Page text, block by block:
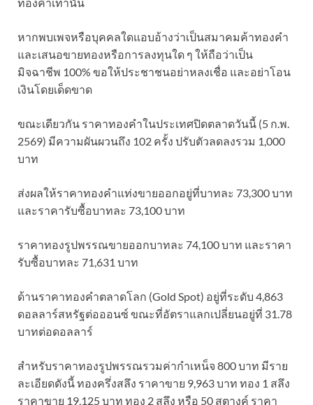
หากพบเพจหรือบุคคลใดแอบอ้างว่าเป็นสมาคมค้าทองคำ
และเสนอขายทองหรือการลงทุนใด ๆ ให้ถือว่าเป็น
มิจฉาชีพ 100% ขอให้ประชาชนอย่าหลงเชื่อ และอย่าโอน
เงินโดยเด็ดขาด
ขณะเดียวกัน ราคาทองคำในประเทศปิดตลาดวันนี้ (5 ก.พ.
2569) มีความผันผวนถึง 102 ครั้ง ปรับตัวลดลงรวม 1,000
บาท
ส่งผลให้ราคาทองคำแท่งขายออกอยู่ที่บาทละ 73,300 บาท
และราคารับซื้อบาทละ 73,100 บาท
ราคาทองรูปพรรณขายออกบาทละ 74,100 บาท และราคา
รับซื้อบาทละ 71,631 บาท
ด้านราคาทองคำตลาดโลก (Gold Spot) อยู่ที่ระดับ 4,863
ดอลลาร์สหรัฐต่อออนซ์ ขณะที่อัตราแลกเปลี่ยนอยู่ที่ 31.78
บาทต่อดอลลาร์
สำหรับราคาทองรูปพรรณรวมค่ากำเหน็จ 800 บาท มีราย
ละเอียดดังนี้ ทองครึ่งสลึง ราคาขาย 9,963 บาท ทอง 1 สลึง
ราคาขาย 19,125 บาท ทอง 2 สลึง หรือ 50 สตางค์ ราคา